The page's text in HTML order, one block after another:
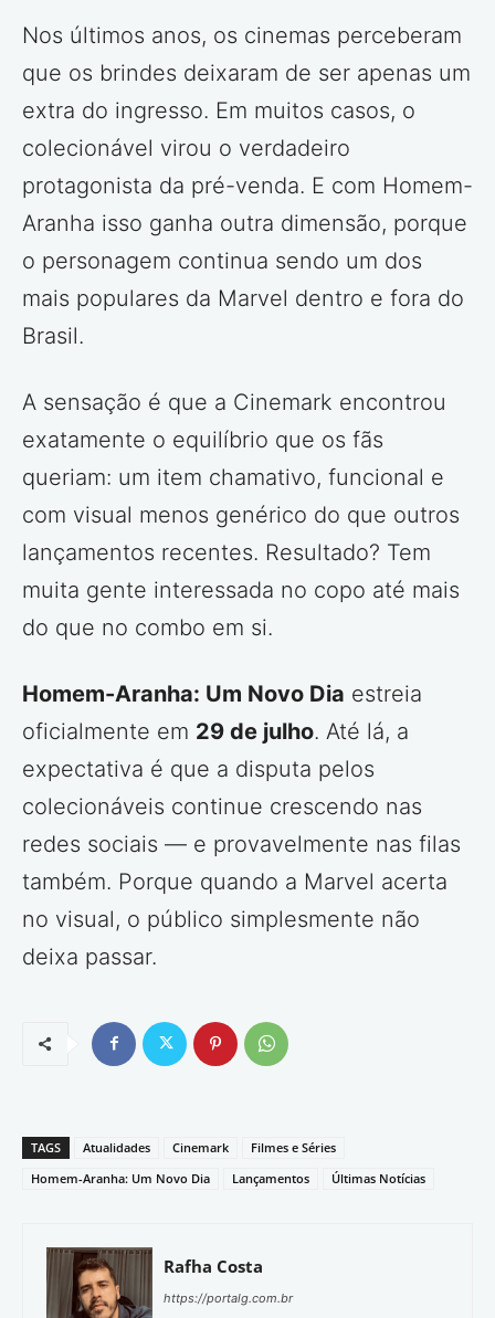
Nos últimos anos, os cinemas perceberam
que os brindes deixaram de ser apenas um
extra do ingresso. Em muitos casos, o
colecionável virou o verdadeiro
protagonista da pré-venda. E com Homem-
Aranha isso ganha outra dimensão, porque
o personagem continua sendo um dos
mais populares da Marvel dentro e fora do
Brasil.
A sensação é que a Cinemark encontrou
exatamente o equilíbrio que os fãs
queriam: um item chamativo, funcional e
com visual menos genérico do que outros
lançamentos recentes. Resultado? Tem
muita gente interessada no copo até mais
do que no combo em si.
Homem-Aranha: Um Novo Dia estreia
oficialmente em 29 de julho. Até lá, a
expectativa é que a disputa pelos
colecionáveis continue crescendo nas
redes sociais — e provavelmente nas filas
também. Porque quando a Marvel acerta
no visual, o público simplesmente não
deixa passar.
TAGS Atualidades Cinemark
Filmes e Séries
Homem-Aranha: Um Novo Dia
Lançamentos Últimas Notícias
Rafha Costa
https://portalg.com.br